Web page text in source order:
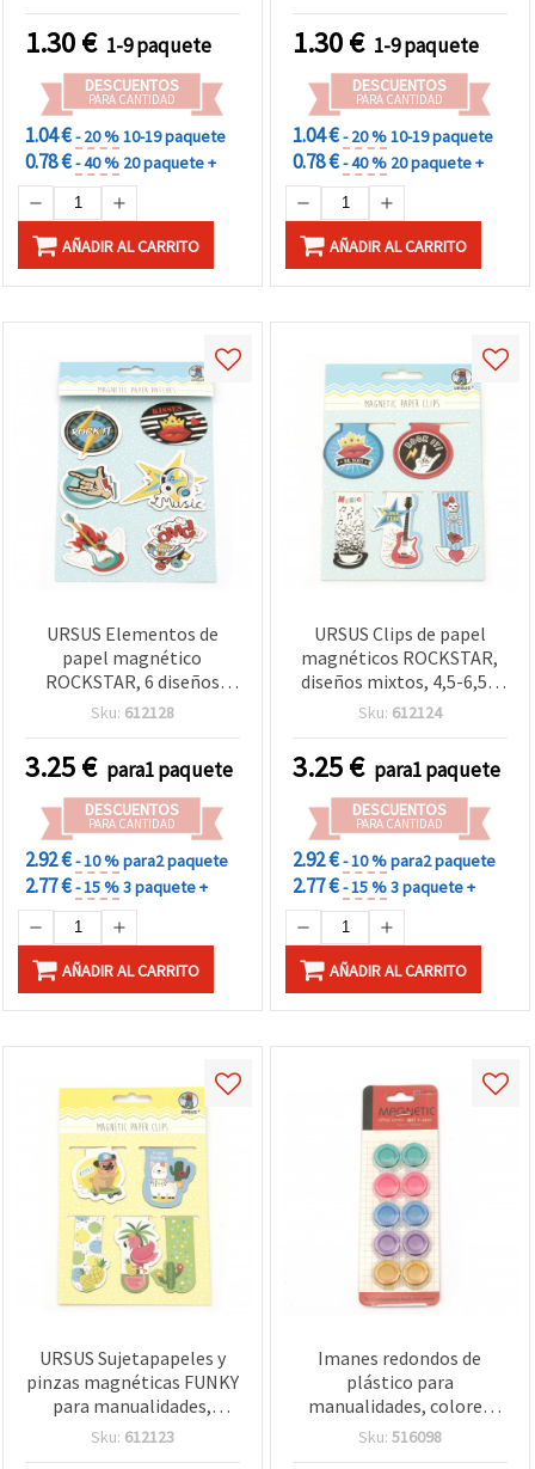
1.30€ 1-9 paquete
DESCUENTOS
PARA CANTIDAD
1.04 €- 20 %10-19 paquete
0.78 €- 40 % 20 paquete +
AÑADIR AL CARRITO
1.30€ 1-9 paquete
DESCUENTOS
PARA CANTIDAD
1.04 €- 20 %10-19 paquete
0.78 €- 40 % 20 paquete +
AÑADIR AL CARRITO
URSUS Elementos de
papel magnético
ROCKSTAR, 6 diseños
surtidos, 3,5–7,5 x 3–8,5
decoración, marcado y
manualidades
Sku: 612128
3.25€ para1 paquete
DESCUENTOS
PARA CANTIDAD
2.92 €- 10 %para2 paquete
2.77 €- 15 %3 paquete +
AÑADIR AL CARRITO
URSUS Clips de papel
magnéticos ROCKSTAR,
diseños mixtos, 4,5-6,5 x
2-4,2 cm, 5 uds
Sku: 612124
3.25€ para1 paquete
DESCUENTOS
PARA CANTIDAD
2.92 €- 10 %para2 paquete
2.77 €- 15 %3 paquete +
AÑADIR AL CARRITO
URSUS Sujetapapeles y
pinzas magnéticas FUNKY
para manualidades,
diseños mixtos, 4,5–6,5 x
Sku: 612123
Imanes redondos de
plástico para
manualidades, colores
mezclados, 20 x 7 mm - 10
Sku: 516098